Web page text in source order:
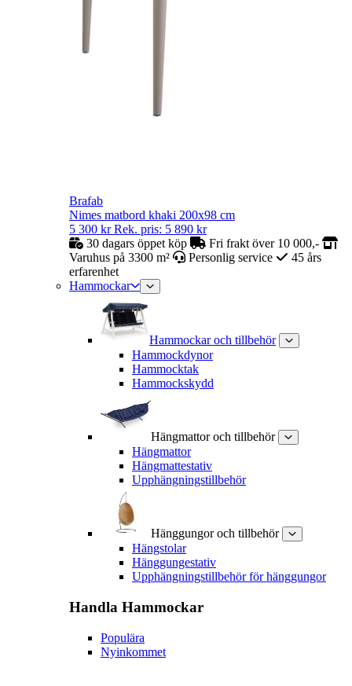
Brafab
Nimes matbord khaki 200x98 cm
5 300 kr Rek. pris: 5 890 kr
30 dagars öppet köp
Fri frakt över 10 000,-
Varuhus på 3300 m²
Personlig service
45 års
erfarenhet
Hammockar
Hammockar och tillbehör
Hammockdynor
Hammocktak
Hammockskydd
Hängmattor och tillbehör
Hängmattor
Hängmattestativ
Upphängningstillbehör
Hänggungor och tillbehör
Hängstolar
Hänggungestativ
Upphängningstillbehör för hänggungor
Handla Hammockar
Populära
Nyinkommet